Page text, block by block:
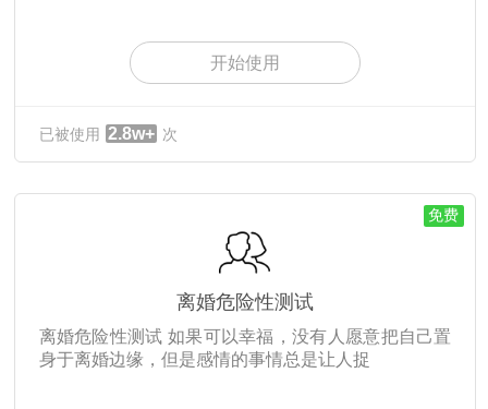
开始使用
已被使用 2.8w+ 次
免费
离婚危险性测试
离婚危险性测试 如果可以幸福，没有人愿意把自己置
身于离婚边缘，但是感情的事情总是让人捉